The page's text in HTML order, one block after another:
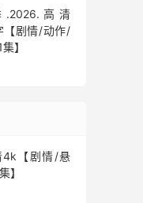
高清
【剧情/动作/
】
4k【剧情/悬
】